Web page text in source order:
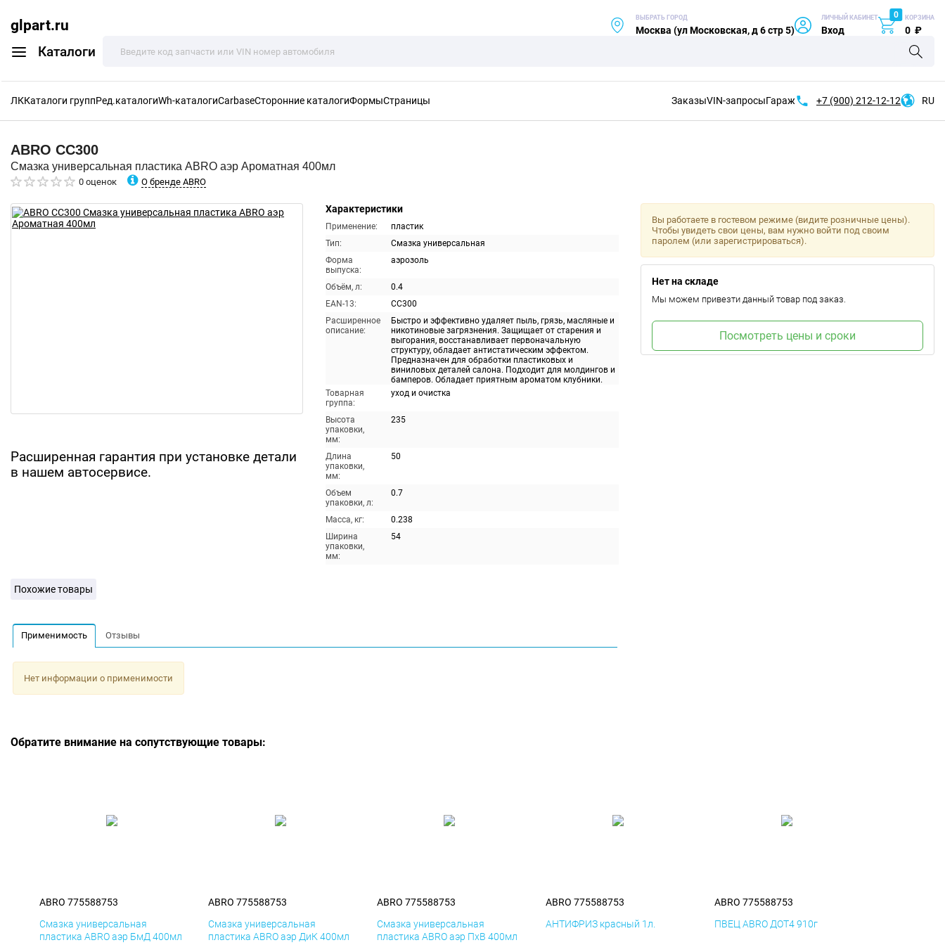
glpart.ru
Каталоги
ВЫБРАТЬ ГОРОД
Москва (ул Московская, д 6 стр 5)
ЛИЧНЫЙ КАБИНЕТ
Вход
0 КОРЗИНА
0 ₽
ЛККаталоги группРед.каталогиWh-каталогиCarbaseСторонние каталогиФормыСтраницы ЗаказыVIN-запросыГараж +7 (900) 212-12-12 RU
ABRO CC300
Смазка универсальная пластика ABRO аэр Ароматная 400мл
0 оценок О бренде ABRO
Расширенная гарантия при установке детали
в нашем автосервисе.
Характеристики
Применение:
пластик
Тип:
Смазка универсальная
Форма
выпуска:
аэрозоль
Объём, л:
0.4
EAN-13:
CC300
Расширенное
описание:
Быстро и эффективно удаляет пыль, грязь, масляные и
никотиновые загрязнения. Защищает от старения и
выгорания, восстанавливает первоначальную
структуру, обладает антистатическим эффектом.
Предназначен для обработки пластиковых и
виниловых деталей салона. Подходит для молдингов и
бамперов. Обладает приятным ароматом клубники.
Товарная
группа:
уход и очистка
Высота
упаковки,
мм:
235
Длина
упаковки,
мм:
50
Объем
упаковки, л:
0.7
Масса, кг:
0.238
Ширина
упаковки,
мм:
54
Вы работаете в гостевом режиме (видите розничные цены).
Чтобы увидеть свои цены, вам нужно войти под своим
паролем (или зарегистрироваться).
Нет на складе
Мы можем привезти данный товар под заказ.
Посмотреть цены и сроки
Похожие товары
Применимость Отзывы
Нет информации о применимости
Обратите внимание на сопутствующие товары:
ABRO 775588753
Смазка универсальная
пластика ABRO аэр БмД 400мл
ABRO 775588753
Смазка универсальная
пластика ABRO аэр ДиК 400мл
ABRO 775588753
Смазка универсальная
пластика ABRO аэр ПхВ 400мл
ABRO 775588753
АНТИФРИЗ красный 1л.
ABRO 775588753
ПВЕЦ ABRO ДОТ4 910г